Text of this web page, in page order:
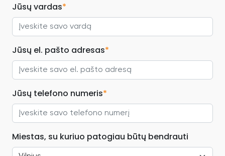
Jūsų vardas*
Jūsų el. pašto adresas*
Jūsų telefono numeris*
Miestas, su kuriuo patogiau būtų bendrauti